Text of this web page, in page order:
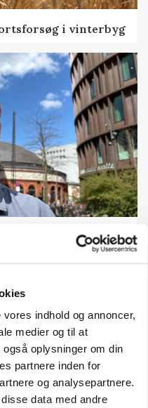
indhold og annoncer,
medier og til at
oplysninger om din
partnere inden for
og analysepartnere.
data med andre
i vinterbyg
ens